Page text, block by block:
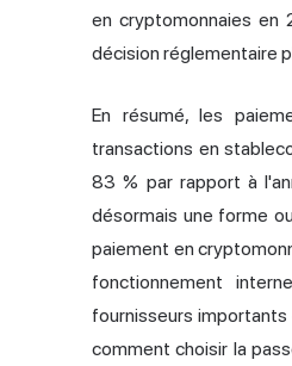
en cryptomonnaies en
décision réglementaire
En résumé, les
transactions en
83 % par rapport à
désormais une forme
paiement en
fonctionnement
fournisseurs
comment choisir la